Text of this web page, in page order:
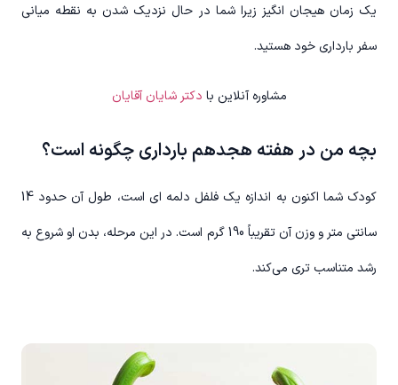
یک زمان هیجان انگیز زیرا شما در حال نزدیک شدن به نقطه میانی
سفر بارداری خود هستید.
مشاوره آنلاین با دکتر شایان آقایان
بچه من در هفته هجدهم بارداری چگونه است؟
کودک شما اکنون به اندازه یک فلفل دلمه ای است، طول آن حدود 14
سانتی متر و وزن آن تقریباً 190 گرم است. در این مرحله، بدن او شروع به
رشد متناسب تری می‌کند.